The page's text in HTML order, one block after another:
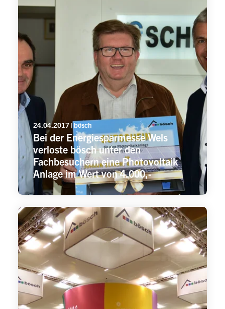
24.04.2017 | bösch
Bei der Energiesparmesse Wels
verloste bösch unter den
Fachbesuchern eine Photovoltaik
Anlage im Wert von 4.000,-